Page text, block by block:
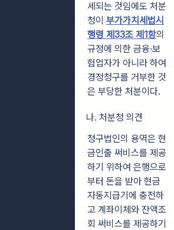
세되는 것임에도 처분
청이 부가가치세법시
행령 제33조 제1항의
규정에 의한 금융·보
험업자가 아니라 하여
경정청구를 거부한 것
은 부당한 처분이다.
나. 처분청 의견
청구법인의 용역은 현
금인출 써비스를 제공
하기 위하여 은행으로
부터 돈을 받아 현금
자동지급기에 충전하
고 계좌이체와 잔액조
회 써비스를 제공하기